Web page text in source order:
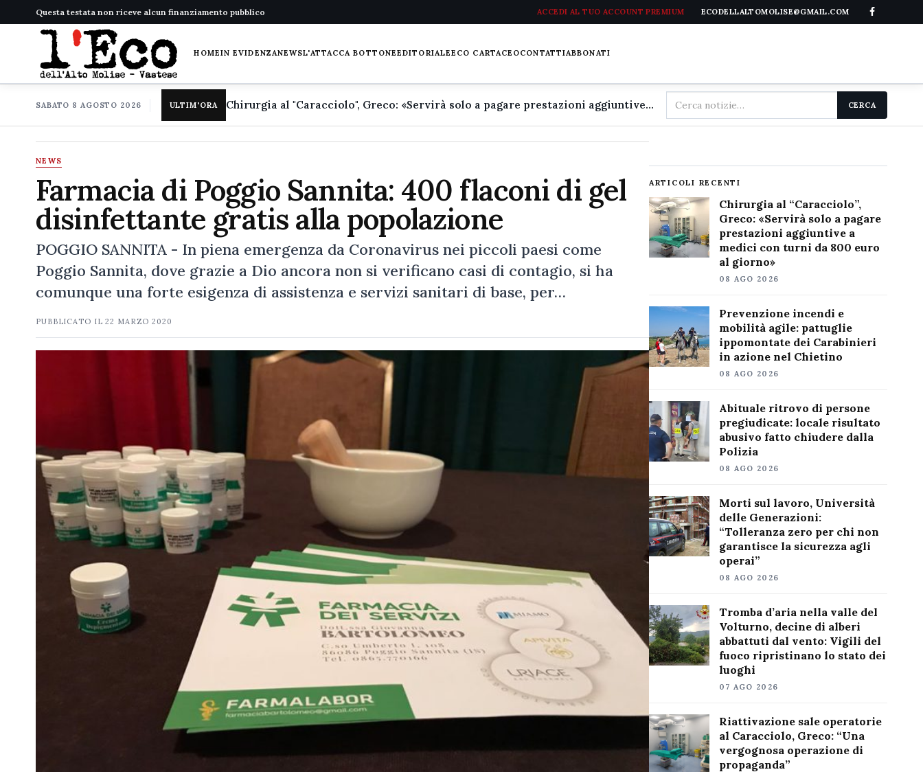
Questa testata non riceve alcun finanziamento pubblico ACCEDI AL TUO ACCOUNT PREMIUM ECODELLALTOMOLISE@GMAIL.COM
HOMEIN EVIDENZANEWSL'ATTACCA BOTTONEEDITORIALEECO CARTACEOCONTATTIABBONATI
SABATO 8 AGOSTO 2026 ULTIM'ORA Chirurgia al "Caracciolo", Greco: «Servirà solo a pagare prestazioni aggiuntive a medici con turni da 800 euro al giorno»
Cerca
nel
CERCA
NEWS
Farmacia di Poggio Sannita: 400 flaconi di gel
disinfettante gratis alla popolazione
POGGIO SANNITA - In piena emergenza da Coronavirus nei piccoli paesi come
Poggio Sannita, dove grazie a Dio ancora non si verificano casi di contagio, si ha
comunque una forte esigenza di assistenza e servizi sanitari di base, per…
PUBBLICATO IL22 MARZO 2020
ARTICOLI RECENTI
Chirurgia al “Caracciolo”,
Greco: «Servirà solo a pagare
prestazioni aggiuntive a
medici con turni da 800 euro
al giorno»
08 AGO 2026
Prevenzione incendi e
mobilità agile: pattuglie
ippomontate dei Carabinieri
in azione nel Chietino
08 AGO 2026
Abituale ritrovo di persone
pregiudicate: locale risultato
abusivo fatto chiudere dalla
Polizia
08 AGO 2026
Morti sul lavoro, Università
delle Generazioni:
“Tolleranza zero per chi non
garantisce la sicurezza agli
operai”
08 AGO 2026
Tromba d’aria nella valle del
Volturno, decine di alberi
abbattuti dal vento: Vigili del
fuoco ripristinano lo stato dei
luoghi
07 AGO 2026
Riattivazione sale operatorie
al Caracciolo, Greco: “Una
vergognosa operazione di
propaganda”